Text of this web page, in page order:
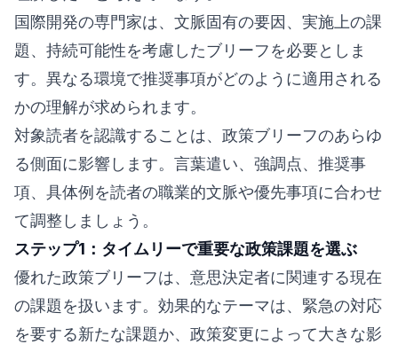
国際開発の専門家は、文脈固有の要因、実施上の課
題、持続可能性を考慮したブリーフを必要としま
す。異なる環境で推奨事項がどのように適用される
かの理解が求められます。
対象読者を認識することは、政策ブリーフのあらゆ
る側面に影響します。言葉遣い、強調点、推奨事
項、具体例を読者の職業的文脈や優先事項に合わせ
て調整しましょう。
ステップ1：タイムリーで重要な政策課題を選ぶ
優れた政策ブリーフは、意思決定者に関連する現在
の課題を扱います。効果的なテーマは、緊急の対応
を要する新たな課題か、政策変更によって大きな影